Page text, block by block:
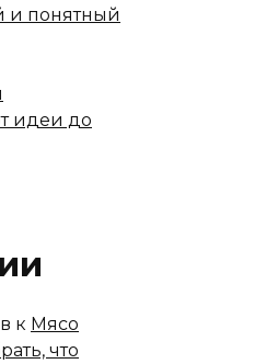
и понятный
идеи до
к Мясо
что